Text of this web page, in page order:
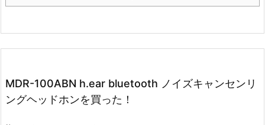
MDR-100ABN h.ear bluetooth ノイズキャンセンリ
ングヘッドホンを買った！